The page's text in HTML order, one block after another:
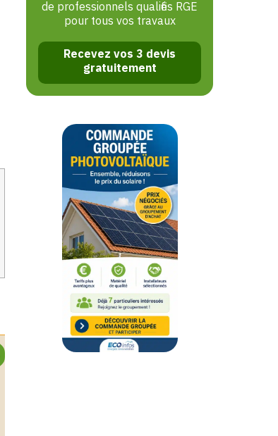
de professionnels qualifiés RGE
pour tous vos travaux
Recevez vos 3 devis
gratuitement